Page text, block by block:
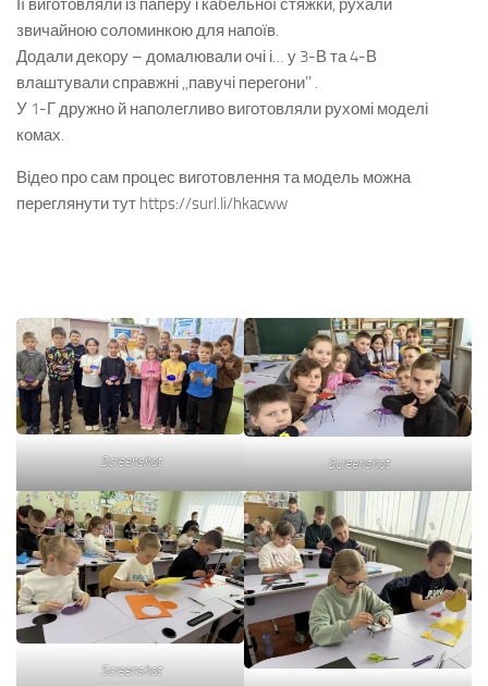
Її виготовляли із паперу і кабельної стяжки, рухали
звичайною соломинкою для напоїв.
Додали декору – домалювали очі і… у 3-В та 4-В
влаштували справжні ,,павучі перегониʼʼ .
У 1-Г дружно й наполегливо виготовляли рухомі моделі
комах.
Відео про сам процес виготовлення та модель можна
переглянути тут https://surl.li/hkacww
Screenshot Screenshot
Screenshot